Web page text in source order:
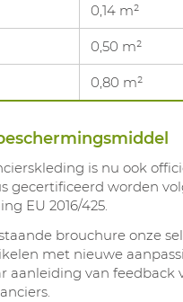
0,14 m²
0,50 m²
0,80 m²
is nu ook
gecertificeerd worden
EU 2016/425.
brouchure onze
met nieuwe
aanleiding van feedback